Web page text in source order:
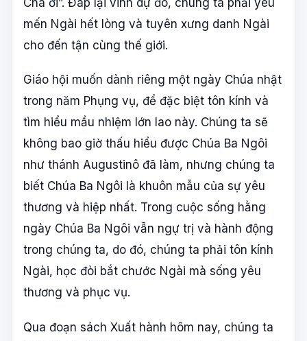
mến Ngài hết lòng và tuyên xưng danh Ngài
cho đến tận cùng thế giới.
Giáo hội muốn dành riêng một ngày Chúa nhật
trong năm Phụng vụ, để đặc biệt tôn kính và
tìm hiểu mầu nhiệm lớn lao này. Chúng ta sẽ
không bao giờ thấu hiểu được Chúa Ba Ngôi
như thánh Augustinô đã làm, nhưng chúng ta
biết Chúa Ba Ngôi là khuôn mẫu của sự yêu
thương và hiệp nhất. Trong cuộc sống hằng
ngày Chúa Ba Ngôi vẫn ngự trị và hành động
trong chúng ta, do đó, chúng ta phải tôn kính
Ngài, học đòi bắt chước Ngài mà sống yêu
thương và phục vụ.
Qua đoạn sách Xuất hành hôm nay, chúng ta